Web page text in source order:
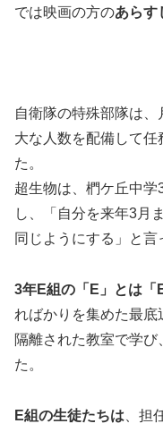
では映画の方のあらす
自衛隊の特殊部隊は
大な人数を配備して
た。
超生物は、椚ケ丘中
し、
「自分を来年3月
同じようにする」
と言
3年E組の「E」とは「
ればかりを集めた最
隔離された教室で学
た。
E組の生徒たちは 、担